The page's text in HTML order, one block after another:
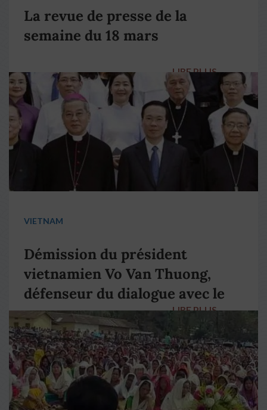
La revue de presse de la
semaine du 18 mars
LIRE PLUS →
VIETNAM
Démission du président
vietnamien Vo Van Thuong,
défenseur du dialogue avec le
pape François
LIRE PLUS →